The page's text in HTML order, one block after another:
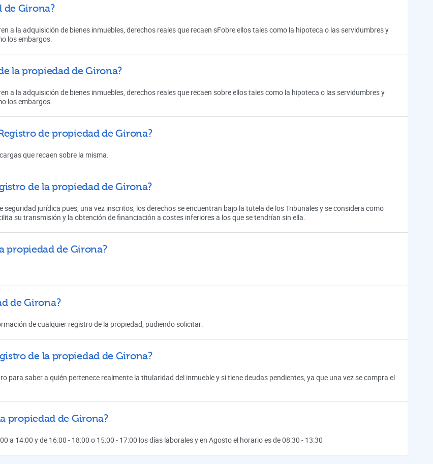
de Girona?
a la adquisición de bienes inmuebles, derechos reales que recaen sFobre ellos tales como la hipoteca o las servidumbres y
los embargos.
la propiedad de Girona?
a la adquisición de bienes inmuebles, derechos reales que recaen sobre ellos tales como la hipoteca o las servidumbres y
los embargos.
de propiedad de Girona?
que recaen sobre la misma.
de la propiedad de Girona?
jurídica pues, una vez inscritos, los derechos se encuentran bajo la tutela de los Tribunales y se considera como
su transmisión y la obtención de financiación a costes inferiores a los que se tendrían sin ella.
propiedad de Girona?
de Girona?
de cualquier registro de la propiedad, pudiendo solicitar:
de la propiedad de Girona?
para saber a quién pertenece realmente la titularidad del inmueble y si tiene deudas pendientes, ya que una vez se compra el
propiedad de Girona?
a 14:00 y de 16:00 - 18:00 o 15:00 - 17:00 los días laborales y en Agosto el horario es de 08:30 - 13:30